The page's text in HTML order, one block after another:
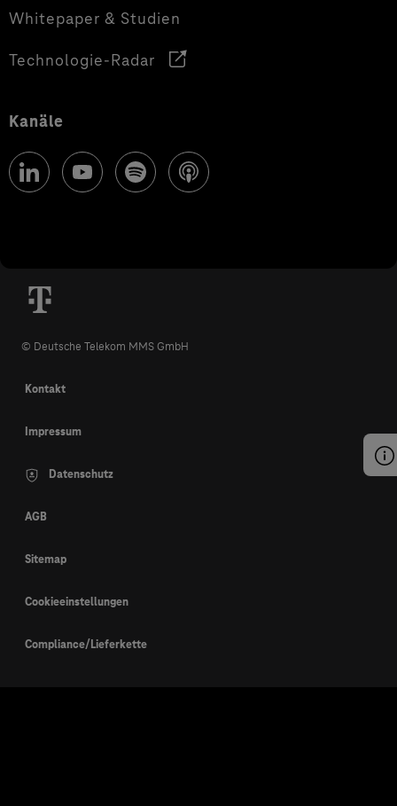
Whitepaper & Studien
Technologie-Radar
Kanäle
© Deutsche Telekom MMS GmbH
Kontakt
Impressum
Datenschutz
AGB
Sitemap
Cookieeinstellungen
Compliance/Lieferkette